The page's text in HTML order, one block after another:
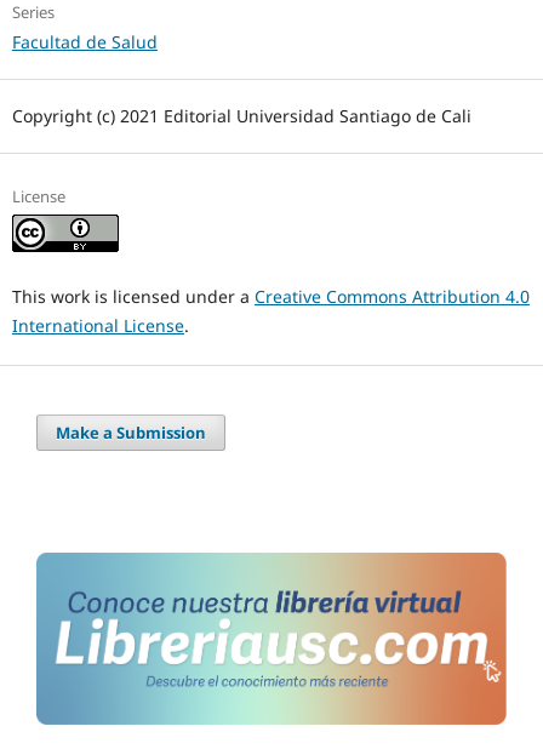
Series
Facultad de Salud
Copyright (c) 2021 Editorial Universidad Santiago de Cali
License
This work is licensed under a Creative Commons Attribution 4.0
International License.
Make a Submission